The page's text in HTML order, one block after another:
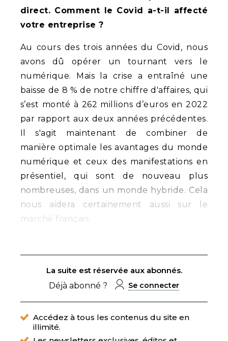
direct. Comment le Covid a-t-il affecté
votre entreprise ?
Au cours des trois années du Covid, nous
avons dû opérer un tournant vers le
numérique. Mais la crise a entraîné une
baisse de 8 % de notre chiffre d'affaires, qui
s’est monté à 262 millions d’euros en 2022
par rapport aux deux années précédentes.
Il s'agit maintenant de combiner de
manière optimale les avantages du monde
numérique et ceux des manifestations en
présentiel, qui sont de nouveau plus
nombreuses, dans un monde hybride. Cela
nous aidera certainement aussi sur le
marché français.
La suite est réservée aux abonnés.
Déjà abonné ?
Se connecter
Accédez à tous les contenus du site en
illimité.